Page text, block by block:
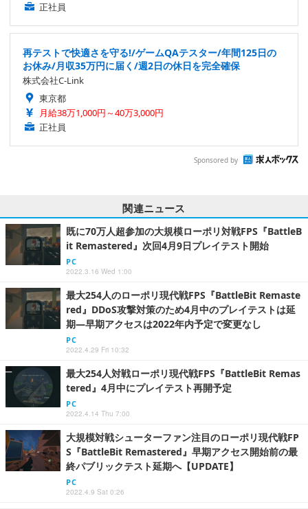
正社員
再テストで快適さを守る!/ゲームQAテスター/年間125日の
お休み/月収35万円に届く/週2日の休日を完全確保
株式会社C-Link
東京都
月給38万1,000円～40万3,000円
正社員
Sponsored by
関連ニュース
既に70万人超参加の大規模ローポリ対戦FPS『BattleB
it Remastered』次回4月9日プレイテスト開始
PC
2022.3.16 Wed 1:00
最大254人のローポリ現代戦FPS『BattleBit Remaste
red』DDoS攻撃対策のため4月中のプレイテストは延
期―早期アクセスは2022年内予定で変更なし
PC
2022.4.29 Fri 10:32
最大254人対戦ローポリ現代戦FPS『BattleBit Remas
tered』4月中にプレイテスト再開予定
PC
2022.4.14 Thu 7:00
大規模対戦シューターファン注目のローポリ現代戦FP
S『BattleBit Remastered』早期アクセス開始前の最
終パブリックテスト延期へ【UPDATE】
PC
2022.4.9 Sat 0:26